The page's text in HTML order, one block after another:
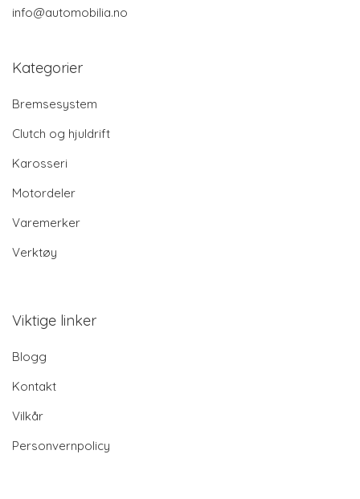
info@automobilia.no
Kategorier
Bremsesystem
Clutch og hjuldrift
Karosseri
Motordeler
Varemerker
Verktøy
Viktige linker
Blogg
Kontakt
Vilkår
Personvernpolicy